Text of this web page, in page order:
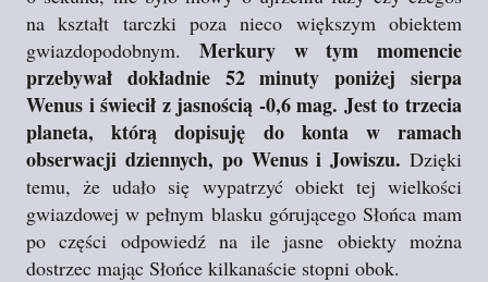
na kształt tarczki poza nieco większym obiektem
gwiazdopodobnym. Merkury w tym momencie
przebywał dokładnie 52 minuty poniżej sierpa
Wenus i świecił z jasnością -0,6 mag. Jest to trzecia
planeta, którą dopisuję do konta w ramach
obserwacji dziennych, po Wenus i Jowiszu. Dzięki
temu, że udało się wypatrzyć obiekt tej wielkości
gwiazdowej w pełnym blasku górującego Słońca mam
po części odpowiedź na ile jasne obiekty można
dostrzec mając Słońce kilkanaście stopni obok.